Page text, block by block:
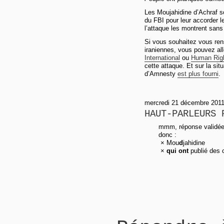
Les Moujahidine d’Achraf
du FBI pour leur accorder
l’attaque les montrent
Si vous souhaitez vous
iraniennes, vous pouvez
International ou Human
cette attaque. Et sur la
d’Amnesty est plus fourni.
mercredi 21 décembre
HAUT-PARLEURS
mmm, réponse
donc :
× Moudjahidine
× qui ontpublié des